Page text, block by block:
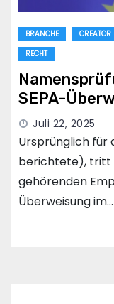
BRANCHE CREATOR
RECHT
SEPA-
Juli 22, 2025
Ursprünglich für
berichtete), tritt
gehörenden
Überweisung im…